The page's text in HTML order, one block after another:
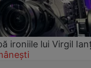
ironiile lui Virgil